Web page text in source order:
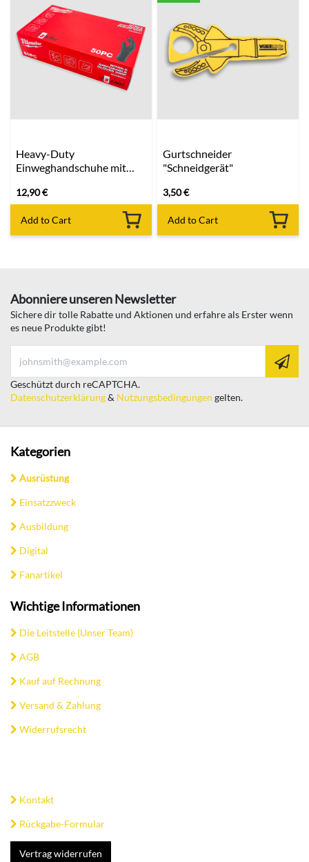
Heavy-Duty
Einweghandschuhe mit
12,90€
Add to Cart
Gurtschneider
"Schneidgerät"
3,50€
Add to Cart
Abonniere unseren Newsletter
Sichere dir tolle Rabatte und Aktionen und erfahre als Erster wenn
es neue Produkte gibt!
Geschützt durch reCAPTCHA.
Datenschutzerklärung& Nutzungsbedingungen gelten.
Kategorien
Ausrüstung
Einsatzzweck
Ausbildung
Digital
Fanartikel
Wichtige Informationen
Die Leitstelle (Unser Team)
AGB
Kauf auf Rechnung
Versand & Zahlung
Widerrufsrecht
Kontakt
Rückgabe-Formular
Vertrag widerrufen